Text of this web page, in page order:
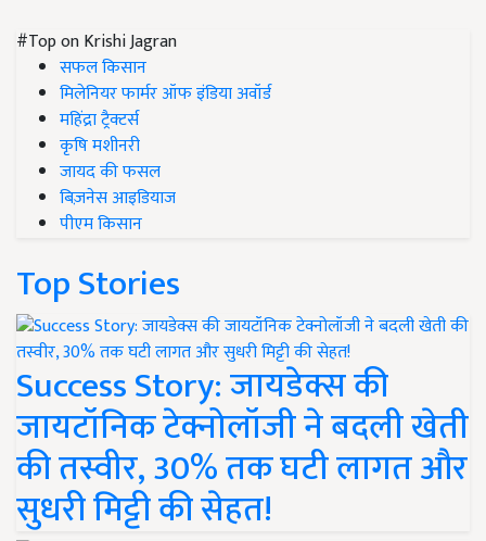
#Top on Krishi Jagran
सफल किसान
मिलेनियर फार्मर ऑफ इंडिया अवॉर्ड
महिंद्रा ट्रैक्टर्स
कृषि मशीनरी
जायद की फसल
बिज़नेस आइडियाज
पीएम किसान
Top Stories
Success Story: जायडेक्स की
जायटॉनिक टेक्नोलॉजी ने बदली खेती
की तस्वीर, 30% तक घटी लागत और
सुधरी मिट्टी की सेहत!